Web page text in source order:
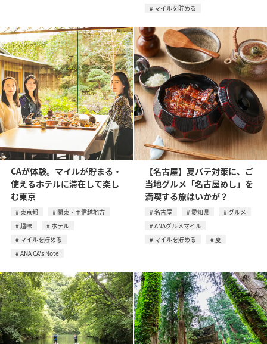
マイルを貯める
CAが体験。マイルが貯まる・
使えるホテルに滞在して楽し
む東京
東京都
関東・甲信越地方
趣味
ホテル
マイルを貯める
ANA CA's Note
【名古屋】夏バテ対策に、ご
当地グルメ「名古屋めし」を
満喫する旅はいかが？
名古屋 愛知県
グルメ
ANAグルメマイル
マイルを貯める
夏